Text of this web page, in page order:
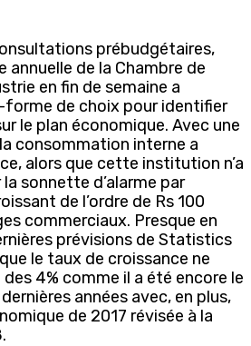
prébudgétaires,
annuelle de la Chambre de
en fin de semaine a
de choix pour identifier
le plan économique. Avec une
consommation interne a
alors que cette institution n’a
sonnette d’alarme par
de l’ordre de Rs 100
commerciaux. Presque en
prévisions de Statistics
le taux de croissance ne
4% comme il a été encore le
années avec, en plus,
de 2017 révisée à la